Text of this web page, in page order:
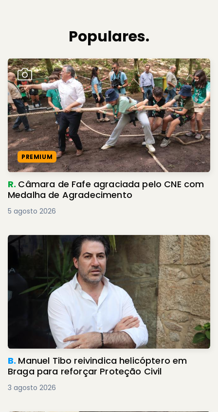
Populares.
PREMIUM
R. Câmara de Fafe agraciada pelo CNE com
Medalha de Agradecimento
5 agosto 2026
B. Manuel Tibo reivindica helicóptero em
Braga para reforçar Proteção Civil
3 agosto 2026